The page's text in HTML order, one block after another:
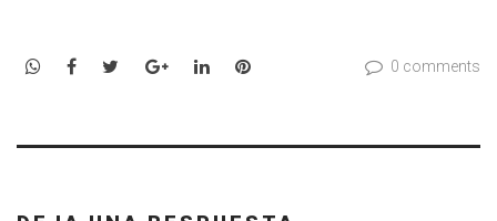
WhatsApp
Facebook
TwitterGoogle+LinkedInPinterest 0 comments